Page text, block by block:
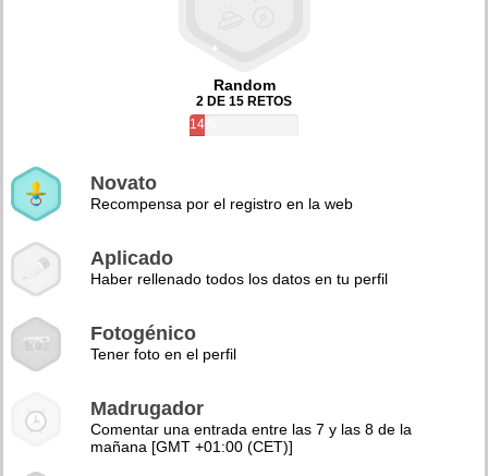
Random
2 DE 15 RETOS
14%
Novato
Recompensa por el registro en la web
Aplicado
Haber rellenado todos los datos en tu perfil
Fotogénico
Tener foto en el perfil
Madrugador
Comentar una entrada entre las 7 y las 8 de la
mañana [GMT +01:00 (CET)]